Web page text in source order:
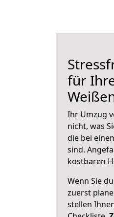
für
Ihr Umzug
nicht, was
die bei
sind.
kostbaren
Wenn Sie
zuerst
stellen